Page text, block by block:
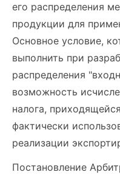
его распределения
продукции для
Основное условие,
выполнить при
распределения
возможность
налога,
фактически
реализации
Постановление